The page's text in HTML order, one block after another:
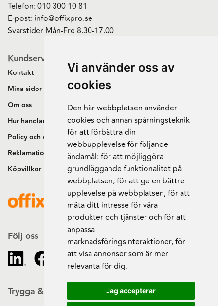
Vi använder oss av
cookies
Den här webbplatsen använder
cookies och annan spårningsteknik
för att förbättra din
webbupplevelse för följande
ändamål: för att möjliggöra
grundläggande funktionalitet på
webbplatsen,för att ge en bättre
upplevelse på webbplatsen,för att
mäta ditt intresse för våra
produkter och tjänster och för att
anpassa
marknadsföringsinteraktioner,för
att visa annonser som är mer
relevanta för dig.
Jag accepterar
Telefon: 010 300 10 81
E-post: info@offixpro.se
Svarstider Mån-Fre 8.30-17.00
Kundservice
Kontakt
Mina sidor
Om oss
Hur handlar jag?
Policy och cookies
Reklamation och retur
Köpvillkor
Följ oss
Trygga & säkra beställningar